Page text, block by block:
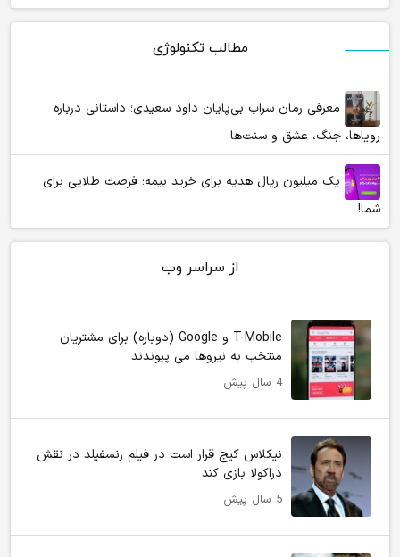
مطالب تکنولوژی
معرفی رمان سراب بی‌پایان داود سعیدی؛ داستانی درباره
رویاها، جنگ، عشق و سنت‌ها
یک میلیون ریال هدیه برای خرید بیمه؛ فرصت طلایی برای
شما!
از سراسر وب
T-Mobile و Google (دوباره) برای مشتریان
منتخب به نیروها می پیوندند
4 سال پیش
نیکلاس کیج قرار است در فیلم رنسفیلد در نقش
دراکولا بازی کند
5 سال پیش